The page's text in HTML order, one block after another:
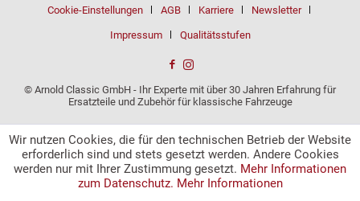
Cookie-Einstellungen AGB Karriere Newsletter
Impressum Qualitätsstufen
© Arnold Classic GmbH - Ihr Experte mit über 30 Jahren Erfahrung für
Ersatzteile und Zubehör für klassische Fahrzeuge
Wir nutzen Cookies, die für den technischen Betrieb der Website
erforderlich sind und stets gesetzt werden. Andere Cookies
werden nur mit Ihrer Zustimmung gesetzt. Mehr Informationen
zum Datenschutz. Mehr Informationen